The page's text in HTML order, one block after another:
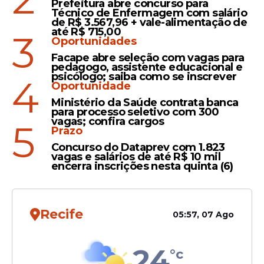
últimos cinco anos e chega
a R$ 31,5 milhões
Libertadores
Dias Toffoli viaja em jatinho
de empresário ligado a
caso Master
Veja Também
Prefeitura abre concurso para
Técnico de Enfermagem com salário
de R$ 3.567,96 + vale-alimentação de
até R$ 715,00
3
Oportunidades
Facape abre seleção com vagas para
pedagogo, assistente educacional e
psicólogo; saiba como se inscrever
4
Oportunidade
Ministério da Saúde contrata banca
para processo seletivo com 300
vagas; confira cargos
5
Prazo
Concurso do Dataprev com 1.823
vagas e salários de até R$ 10 mil
encerra inscrições nesta quinta (6)
Recife 05:57, 07 Ago
°c